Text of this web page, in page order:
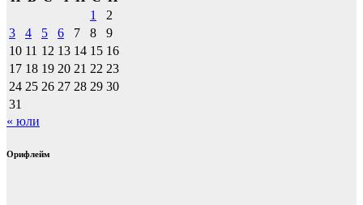
1
2
3
4 5 6 7 8
9
10 11 12 13 14 15 16
17 18 19 20 21 22 23
24 25 26 27 28 29 30
31
« юли
Орифлейм